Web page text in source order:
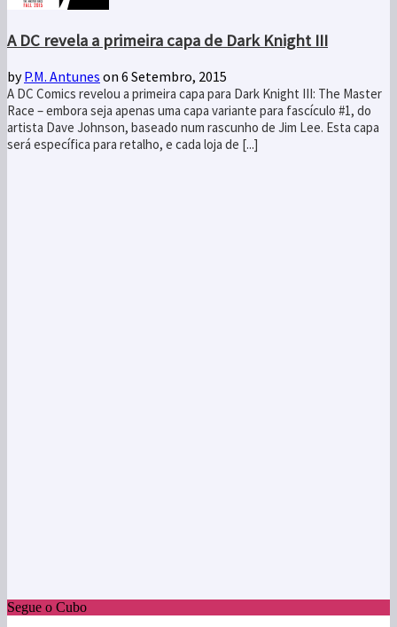
A DC revela a primeira capa de Dark Knight III
byP.M. Antunes on 6 Setembro, 2015
A DC Comics revelou a primeira capa para Dark Knight III: The Master
Race – embora seja apenas uma capa variante para fascículo #1, do
artista Dave Johnson, baseado num rascunho de Jim Lee. Esta capa
será específica para retalho, e cada loja de [...]
Segue o Cubo